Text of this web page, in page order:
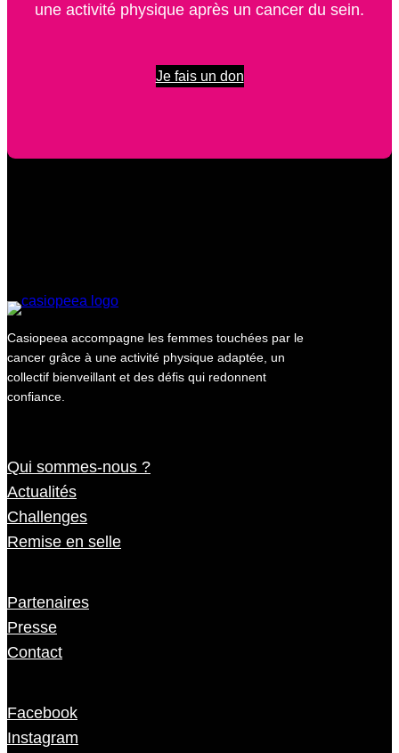
une activité physique après un cancer du sein.
Je fais un don
Casiopeea accompagne les femmes touchées par le
cancer grâce à une activité physique adaptée, un
collectif bienveillant et des défis qui redonnent
confiance.
Qui sommes-nous ?
Actualités
Challenges
Remise en selle
Partenaires
Presse
Contact
Facebook
Instagram